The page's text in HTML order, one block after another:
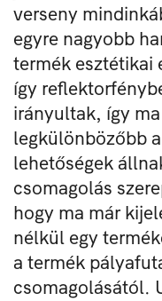
verseny
egyre nagyobb
termék esztétikai
így
irányultak, így
legkülönbözőbb
lehetőségek
csomagolás
hogy ma már
nélkül egy
a termék
csomagolásától.